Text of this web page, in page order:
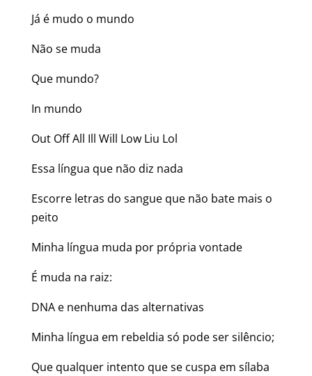
Já é mudo o mundo
Não se muda
Que mundo?
In mundo
Out Off All Ill Will Low Liu Lol
Essa língua que não diz nada
Escorre letras do sangue que não bate mais o
peito
Minha língua muda por própria vontade
É muda na raiz:
DNA e nenhuma das alternativas
Minha língua em rebeldia só pode ser silêncio;
Que qualquer intento que se cuspa em sílaba